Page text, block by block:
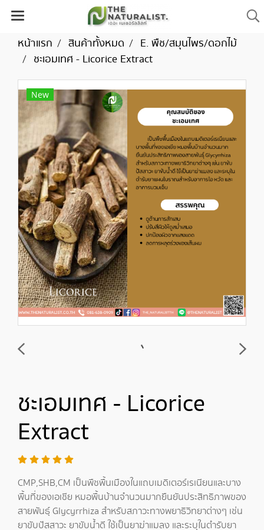
หน้าแรก สินค้าทั้งหมด
E. พืช/สมุนไพร/ดอกไม้
ชะเอมเทศ - Licorice Extract
New
ชะเอมเทศ - Licorice
Extract
CMP,SHB,CM เป็นพืชพื้นเมืองในแถบเมดิเตอร์เรเนียนและบาง
พื้นที่ของเอเชีย หมอพื้นบ้านจำนวนมากยืนยันประสิทธิภาพของ
สายพันธุ์ Glycyrrhiza สำหรับสภาวะทางพยาธิวิทยาต่างๆ เช่น
ยาขับปัสสาวะ ยาขับน้ำดี ใช้เป็นยาฆ่าแมลง และระบุในตำรับยา